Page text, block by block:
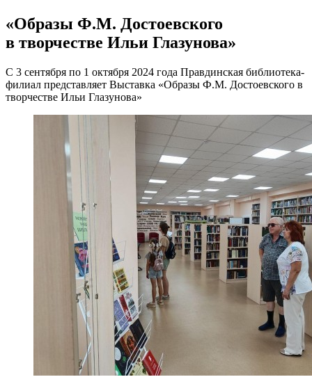
«Образы Ф.М. Достоевского
в творчестве Ильи Глазунова»
С 3 сентября по 1 октября 2024 года Правдинская библиотека-
филиал представляет Выставка «Образы Ф.М. Достоевского в
творчестве Ильи Глазунова»